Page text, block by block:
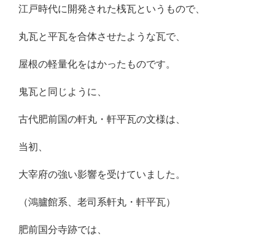
江戸時代に開発された桟瓦というもので、
丸瓦と平瓦を合体させたような瓦で、
屋根の軽量化をはかったものです。
鬼瓦と同じように、
古代肥前国の軒丸・軒平瓦の文様は、
当初、
大宰府の強い影響を受けていました。
（鴻臚館系、老司系軒丸・軒平瓦）
肥前国分寺跡では、